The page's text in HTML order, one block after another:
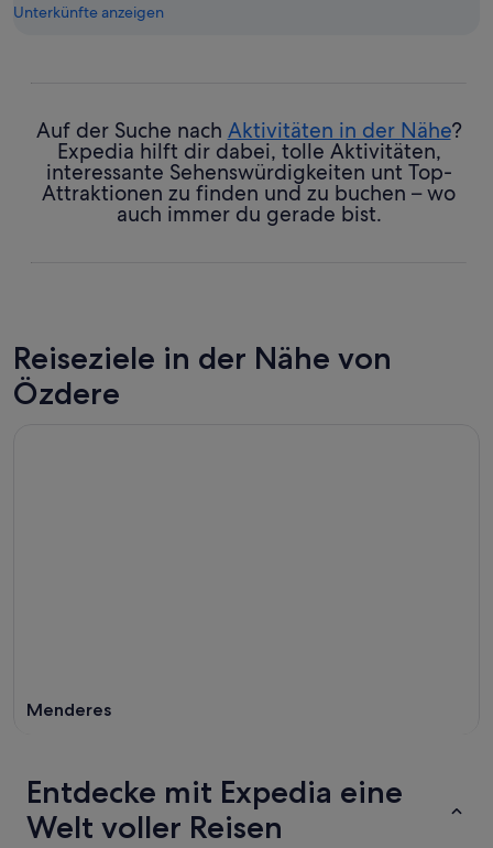
Unterkünfte anzeigen
Auf der Suche nach Aktivitäten in der Nähe?
Expedia hilft dir dabei, tolle Aktivitäten,
interessante Sehenswürdigkeiten unt Top-
Attraktionen zu finden und zu buchen – wo
auch immer du gerade bist.
Reiseziele in der Nähe von
Özdere
Menderes
Entdecke mit Expedia eine
Welt voller Reisen